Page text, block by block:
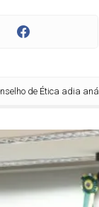
Ética adia análise de